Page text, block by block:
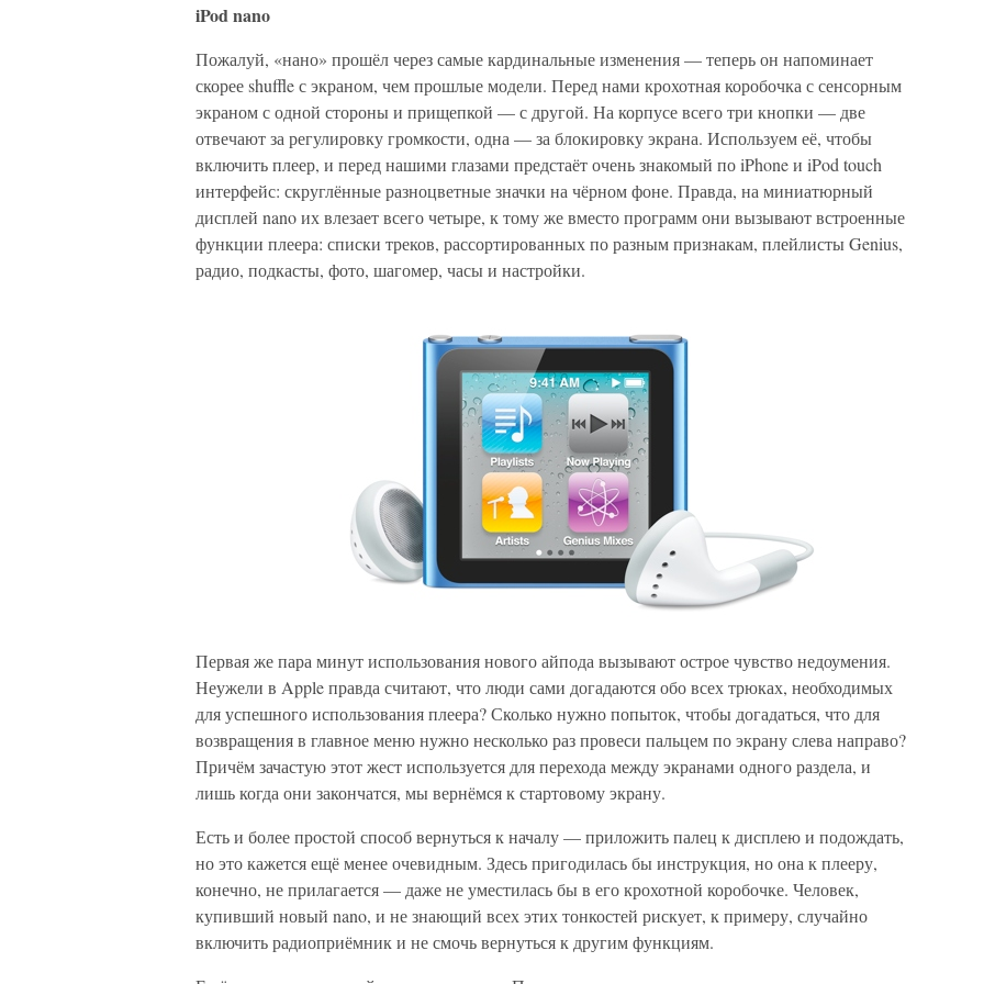
iPod nano
Пожалуй, «нано» прошёл через самые кардинальные изменения — теперь он напоминает
скорее shuffle с экраном, чем прошлые модели. Перед нами крохотная коробочка с сенсорным
экраном с одной стороны и прищепкой — с другой. На корпусе всего три кнопки — две
отвечают за регулировку громкости, одна — за блокировку экрана. Используем её, чтобы
включить плеер, и перед нашими глазами предстаёт очень знакомый по iPhone и iPod touch
интерфейс: скруглённые разноцветные значки на чёрном фоне. Правда, на миниатюрный
дисплей nano их влезает всего четыре, к тому же вместо программ они вызывают встроенные
функции плеера: списки треков, рассортированных по разным признакам, плейлисты Genius,
радио, подкасты, фото, шагомер, часы и настройки.
Первая же пара минут использования нового айпода вызывают острое чувство недоумения.
Неужели в Apple правда считают, что люди сами догадаются обо всех трюках, необходимых
для успешного использования плеера? Сколько нужно попыток, чтобы догадаться, что для
возвращения в главное меню нужно несколько раз провеси пальцем по экрану слева направо?
Причём зачастую этот жест используется для перехода между экранами одного раздела, и
лишь когда они закончатся, мы вернёмся к стартовому экрану.
Есть и более простой способ вернуться к началу — приложить палец к дисплею и подождать,
но это кажется ещё менее очевидным. Здесь пригодилась бы инструкция, но она к плееру,
конечно, не прилагается — даже не уместилась бы в его крохотной коробочке. Человек,
купивший новый nano, и не знающий всех этих тонкостей рискует, к примеру, случайно
включить радиоприёмник и не смочь вернуться к другим функциям.